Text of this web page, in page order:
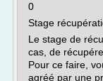
0
Stage
Le stage de
cas, de
Pour ce faire,
agréé par une